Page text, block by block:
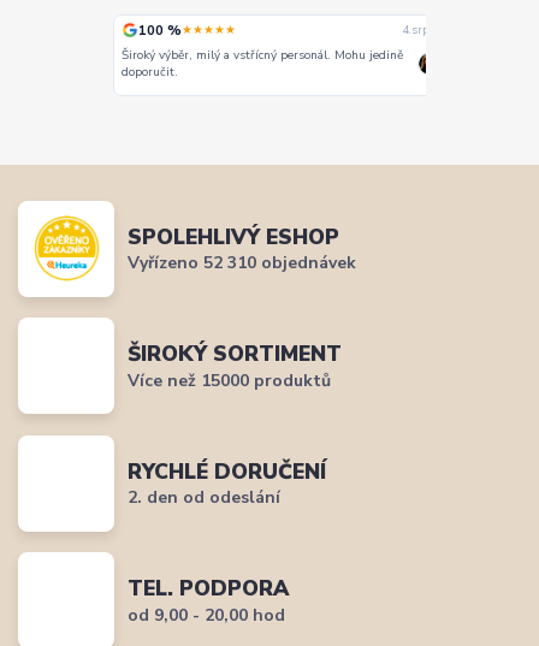
100 %★★★★★ 4. srpna
Široký výběr, milý a vstřícný personál. Mohu jedině
doporučit.
SPOLEHLIVÝ ESHOP
Vyřízeno 52 310 objednávek
ŠIROKÝ SORTIMENT
Více než 15000 produktů
RYCHLÉ DORUČENÍ
2. den od odeslání
TEL. PODPORA
od 9,00 - 20,00 hod